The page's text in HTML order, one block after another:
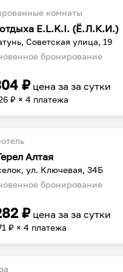
комнаты
E.L.K.I. (Ё.Л.К.И.)
Советская улица, 19
бронирование
₽ цена заза сутки
₽ × 4 платежа
Алтая
ул. Ключевая, 34Б
бронирование
₽ цена заза сутки
₽ × 4 платежа